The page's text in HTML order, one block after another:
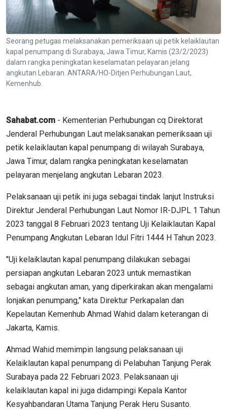
Seorang petugas melaksanakan pemeriksaan uji petik kelaiklautan
kapal penumpang di Surabaya, Jawa Timur, Kamis (23/2/2023)
dalam rangka peningkatan keselamatan pelayaran jelang
angkutan Lebaran. ANTARA/HO-Ditjen Perhubungan Laut,
Kemenhub.
Sahabat.com - Kementerian Perhubungan cq Direktorat
Jenderal Perhubungan Laut melaksanakan pemeriksaan uji
petik kelaiklautan kapal penumpang di wilayah Surabaya,
Jawa Timur, dalam rangka peningkatan keselamatan
pelayaran menjelang angkutan Lebaran 2023.
Pelaksanaan uji petik ini juga sebagai tindak lanjut Instruksi
Direktur Jenderal Perhubungan Laut Nomor IR-DJPL 1 Tahun
2023 tanggal 8 Februari 2023 tentang Uji Kelaiklautan Kapal
Penumpang Angkutan Lebaran Idul Fitri 1444 H Tahun 2023.
"Uji kelaiklautan kapal penumpang dilakukan sebagai
persiapan angkutan Lebaran 2023 untuk memastikan
sebagai angkutan aman, yang diperkirakan akan mengalami
lonjakan penumpang," kata Direktur Perkapalan dan
Kepelautan Kemenhub Ahmad Wahid dalam keterangan di
Jakarta, Kamis.
Ahmad Wahid memimpin langsung pelaksanaan uji
Kelaiklautan kapal penumpang di Pelabuhan Tanjung Perak
Surabaya pada 22 Februari 2023. Pelaksanaan uji
kelaiklautan kapal ini juga didampingi Kepala Kantor
Kesyahbandaran Utama Tanjung Perak Heru Susanto.